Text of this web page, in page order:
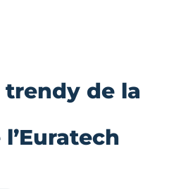
trendy de la